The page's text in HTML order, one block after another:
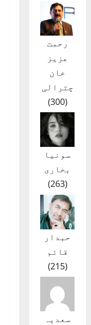
رحمت
عزیز
خان
چترالی
(
300
)
سونیا
بخاری
(
263
)
حبدار
قائم
(
215
)
سعدیہ